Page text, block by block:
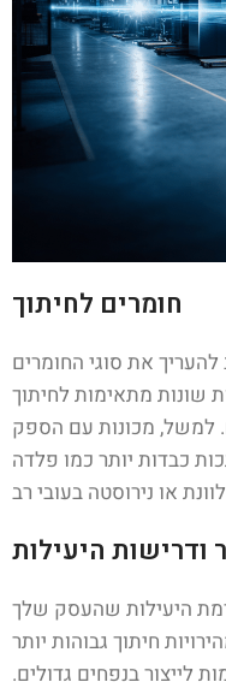
חומרים לחיתוך
להעריך את סוגי החומרים
שונות מתאימות לחיתוך
למשל, מכונות עם הספק
כבדות יותר כמו פלדה
ודרישות היעילות
היעילות שהעסק שלך
חיתוך גבוהות יותר
לייצור בנפחים גדולים.